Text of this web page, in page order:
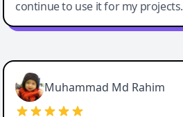
continue to use it for my projects.
Easy-Peasy AI
Muhammad Md Rahim